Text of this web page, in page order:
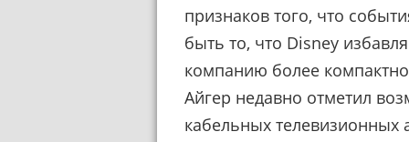
признаков того, что
быть то, что Disney
компанию более
Айгер недавно отметил
кабельных телевизионных